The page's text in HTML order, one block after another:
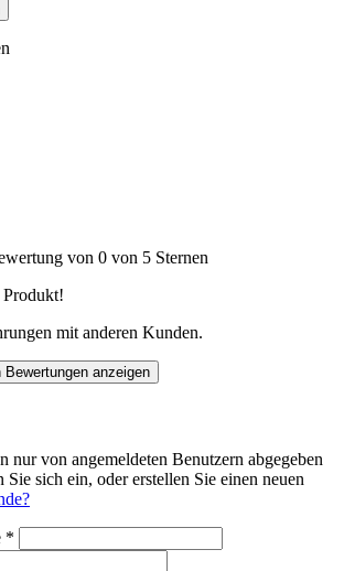
von 0 von 5 Sternen
Produkt!
mit anderen Kunden.
Bewertungen anzeigen
nur von angemeldeten Benutzern abgegeben
sich ein, oder erstellen Sie einen neuen
*